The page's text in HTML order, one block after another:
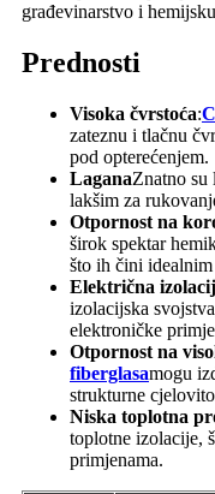
građevinarstvo i
Prednosti
Visoka čvrstoća:
zateznu i tlačnu
pod opterećenjem.
LaganaZnatno su
lakšim za
Otpornost na
širok spektar
što ih čini
Električna
izolacijska
elektroničke
Otpornost na
fiberglasamogu
strukturne
Niska toplotna
toplotne izolacije,
primjenama.